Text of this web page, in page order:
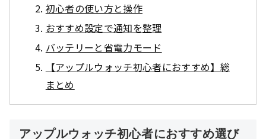
初心者の使い方と操作
おすすめ設定で通知を整理
バッテリーと省電力モード
【アップルウォッチ初心者におすすめ】総
まとめ
アップルウォッチ初心者におすすめ選び